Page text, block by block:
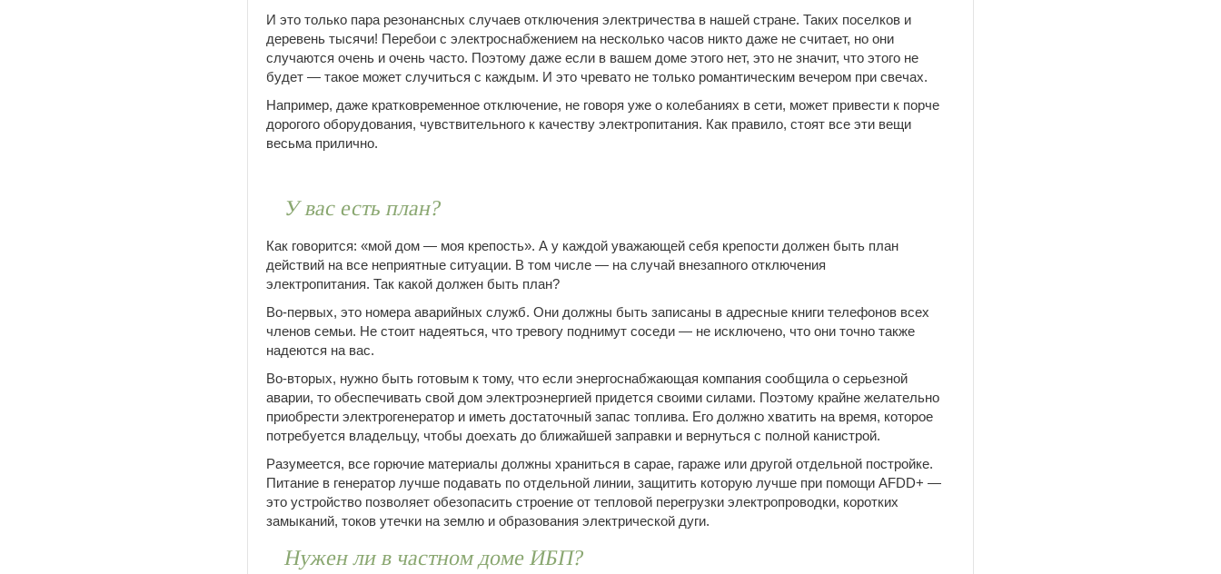
И это только пара резонансных случаев отключения электричества в нашей стране. Таких поселков и
деревень тысячи! Перебои с электроснабжением на несколько часов никто даже не считает, но они
случаются очень и очень часто. Поэтому даже если в вашем доме этого нет, это не значит, что этого не
будет — такое может случиться с каждым. И это чревато не только романтическим вечером при свечах.
Например, даже кратковременное отключение, не говоря уже о колебаниях в сети, может привести к порче
дорогого оборудования, чувствительного к качеству электропитания. Как правило, стоят все эти вещи
весьма прилично.
У вас есть план?
Как говорится: «мой дом — моя крепость». А у каждой уважающей себя крепости должен быть план
действий на все неприятные ситуации. В том числе — на случай внезапного отключения
электропитания. Так какой должен быть план?
Во-первых, это номера аварийных служб. Они должны быть записаны в адресные книги телефонов всех
членов семьи. Не стоит надеяться, что тревогу поднимут соседи — не исключено, что они точно также
надеются на вас.
Во-вторых, нужно быть готовым к тому, что если энергоснабжающая компания сообщила о серьезной
аварии, то обеспечивать свой дом электроэнергией придется своими силами. Поэтому крайне желательно
приобрести электрогенератор и иметь достаточный запас топлива. Его должно хватить на время, которое
потребуется владельцу, чтобы доехать до ближайшей заправки и вернуться с полной канистрой.
Разумеется, все горючие материалы должны храниться в сарае, гараже или другой отдельной постройке.
Питание в генератор лучше подавать по отдельной линии, защитить которую лучше при помощи AFDD+ —
это устройство позволяет обезопасить строение от тепловой перегрузки электропроводки, коротких
замыканий, токов утечки на землю и образования электрической дуги.
Нужен ли в частном доме ИБП?